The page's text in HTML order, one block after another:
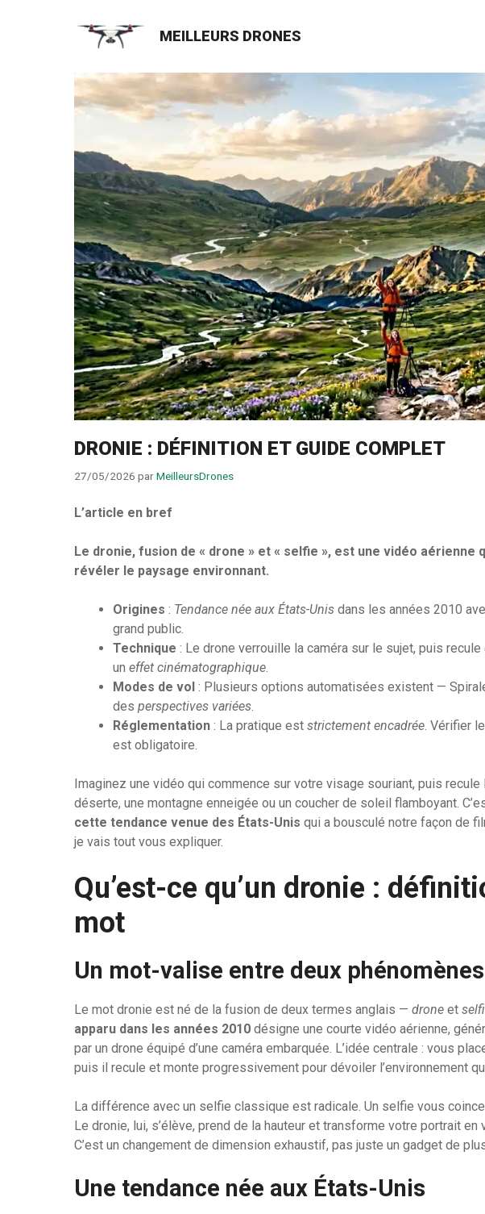
MEILLEURS DRONES
DRONIE : DÉFINITION ET GUIDE COMPLET
27/05/2026 parMeilleursDrones
L’article en bref
Le dronie, fusion de « drone » et « selfie », est une vidéo
révéler le paysage environnant.
Origines : Tendance née aux États-Unis dans les années 2010
grand public.
Technique : Le drone verrouille la caméra sur le sujet, puis
un effet cinématographique.
Modes de vol : Plusieurs options automatisées existent —
des perspectives variées.
Réglementation : La pratique est strictement encadrée. Vérifier
est obligatoire.
Imaginez une vidéo qui commence sur votre visage souriant, puis
déserte, une montagne enneigée ou un coucher de soleil flamboyant.
cette tendance venue des États-Unis qui a bousculé notre façon de
je vais tout vous expliquer.
Qu’est-ce qu’un dronie :
mot
Un mot-valise entre deux phénomènes
Le mot dronie est né de la fusion de deux termes anglais — drone et
apparu dans les années 2010 désigne une courte vidéo aérienne,
par un drone équipé d’une caméra embarquée. L’idée centrale : vous
puis il recule et monte progressivement pour dévoiler l’environnement
La différence avec un selfie classique est radicale. Un selfie vous
Le dronie, lui, s’élève, prend de la hauteur et transforme votre portrait
C’est un changement de dimension exhaustif, pas juste un gadget de
Une tendance née aux États-Unis